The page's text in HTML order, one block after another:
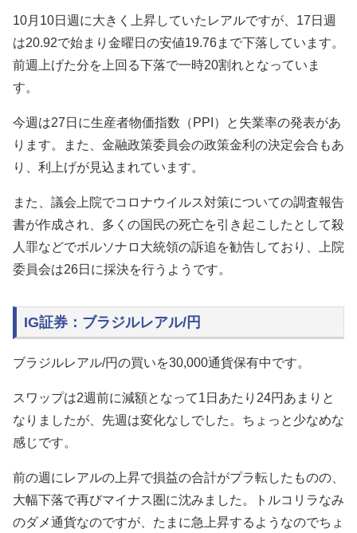
10月10日週に大きく上昇していたレアルですが、17日週
は20.92で始まり金曜日の安値19.76まで下落しています。
前週上げた分を上回る下落で一時20割れとなっていま
す。
今週は27日に生産者物価指数（PPI）と失業率の発表があ
ります。また、金融政策委員会の政策金利の決定会合もあ
り、 利上げが見込まれています。
また、議会上院でコロナウイルス対策についての調査報告
書が作成され、多くの国民の死亡を引き起こしたとして殺
人罪などでボルソナロ大統領の訴追を勧告しており、上院
委員会は26日に採決を行うようです。
IG証券：ブラジルレアル/円
ブラジルレアル/円の買いを30,000通貨保有中です。
スワップは2週前に減額となって1日あたり24円あまりと
なりましたが、先週は変化なしでした。ちょっと少なめな
感じです。
前の週にレアルの上昇で損益の合計がプラ転したものの、
大幅下落で再びマイナス圏に沈みました。トルコリラなみ
のダメ通貨なのですが、たまに急上昇するようなのでちょ